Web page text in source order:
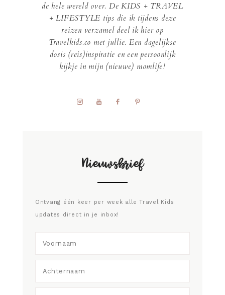
de hele wereld over. De KIDS + TRAVEL
+ LIFESTYLE tips die ik tijdens deze
reizen verzamel deel ik hier op
Travelkids.co met jullie. Een dagelijkse
dosis (reis)inspiratie en een persoonlijk
kijkje in mijn (nieuwe) momlife!
Nieuwsbrief
Ontvang één keer per week alle Travel Kids
updates direct in je inbox!